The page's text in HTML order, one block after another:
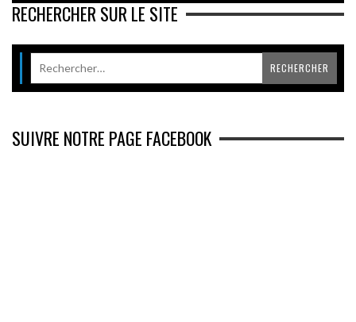
RECHERCHER SUR LE SITE
SUIVRE NOTRE PAGE FACEBOOK